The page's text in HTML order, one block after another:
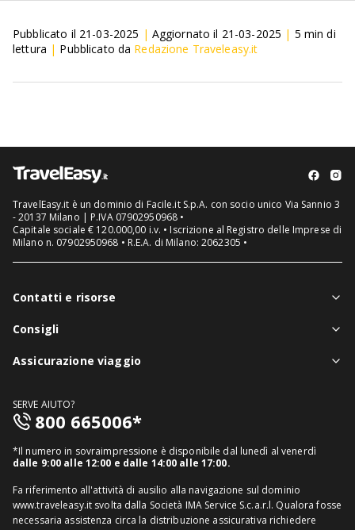
Pubblicato il 21-03-2025 | Aggiornato il 21-03-2025 | 5 min di
lettura | Pubblicato da Redazione Traveleasy.it
TravelEasy.it è un dominio di Facile.it S.p.A. con socio unico Via Sannio 3
- 20137 Milano | P.IVA 07902950968 •
Capitale sociale € 120.000,00 i.v. • Iscrizione al Registro delle Imprese di
Milano n. 07902950968 • R.E.A. di Milano: 2062305 •
Contatti e risorse
Chi siamo
FAQ
Mappa del sito
Informativa distributore
Consigli
Notizie viaggi
Assicurazione viaggio
Assicurazione viaggio annuale
Assicurazione medico sanitaria
Assicurazione viaggio USA
Assicurazione viaggio Thailandia
SERVE AIUTO?
800 665006*
*Il numero in sovraimpressione è disponibile dal lunedì al venerdì
dalle 9:00 alle 12:00 e dalle 14:00 alle 17:00.
Fa riferimento all'attività di ausilio alla navigazione sul dominio
www.traveleasy.it svolta dalla Società IMA Service S.c.a.r.l. Qualora fosse
necessaria assistenza circa la distribuzione assicurativa richiedere